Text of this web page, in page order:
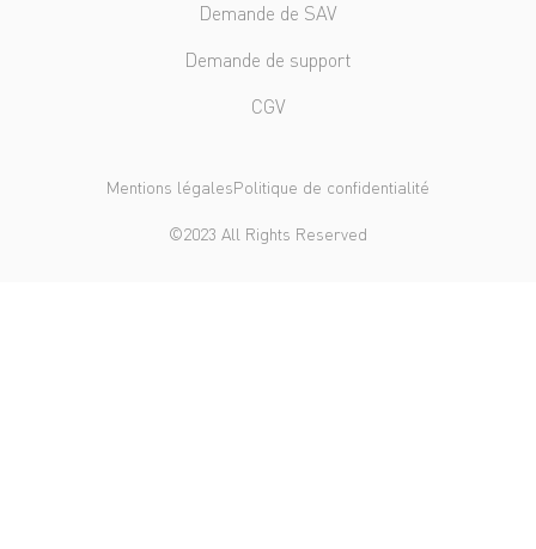
Demande de SAV
Demande de support
CGV
Mentions légalesPolitique de confidentialité
©2023 All Rights Reserved